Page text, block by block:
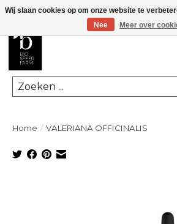
Zoeken
Home / VALERIANA OFFICINALIS
Wij slaan cookies op om onze website te
Nee
Meer over